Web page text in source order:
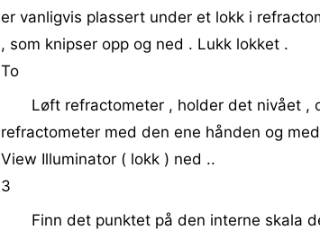
er vanligvis plassert under et lokk i
, som knipser opp og ned . Lukk lokket .
To
Løft refractometer , holder det nivået ,
refractometer med den ene hånden og
View Illuminator ( lokk ) ned ..
3
Finn det punktet på den interne skala